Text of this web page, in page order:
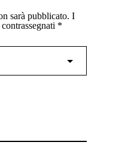
sarà pubblicato. I
*